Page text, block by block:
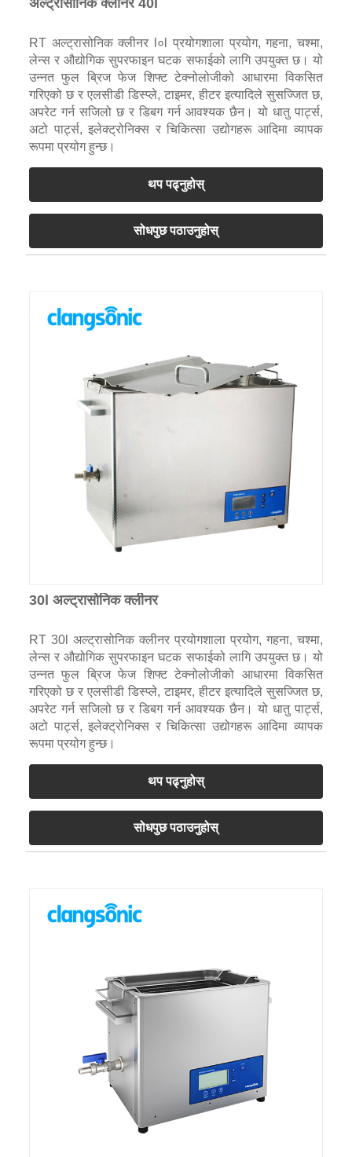
RT अल्ट्रासोनिक क्लीनर l०l प्रयोगशाला प्रयोग, गहना, चश्मा,
लेन्स र औद्योगिक सुपरफाइन घटक सफाईको लागि उपयुक्त छ। यो
उन्नत फुल ब्रिज फेज शिफ्ट टेक्नोलोजीको आधारमा विकसित
गरिएको छ र एलसीडी डिस्प्ले, टाइमर, हीटर इत्यादिले सुसज्जित छ,
अपरेट गर्न सजिलो छ र डिबग गर्न आवश्यक छैन। यो धातु पार्ट्स,
अटो पार्ट्स, इलेक्ट्रोनिक्स र चिकित्सा उद्योगहरू आदिमा व्यापक
रूपमा प्रयोग हुन्छ।
थप पढ्नुहोस्
सोधपुछ पठाउनुहोस्
30l अल्ट्रासोनिक क्लीनर
RT 30l अल्ट्रासोनिक क्लीनर प्रयोगशाला प्रयोग, गहना, चश्मा,
लेन्स र औद्योगिक सुपरफाइन घटक सफाईको लागि उपयुक्त छ। यो
उन्नत फुल ब्रिज फेज शिफ्ट टेक्नोलोजीको आधारमा विकसित
गरिएको छ र एलसीडी डिस्प्ले, टाइमर, हीटर इत्यादिले सुसज्जित छ,
अपरेट गर्न सजिलो छ र डिबग गर्न आवश्यक छैन। यो धातु पार्ट्स,
अटो पार्ट्स, इलेक्ट्रोनिक्स र चिकित्सा उद्योगहरू आदिमा व्यापक
रूपमा प्रयोग हुन्छ।
थप पढ्नुहोस्
सोधपुछ पठाउनुहोस्